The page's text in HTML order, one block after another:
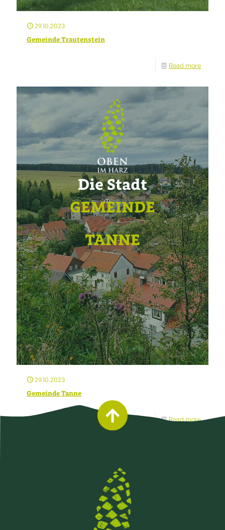
29.10.2023
Gemeinde Trautenstein
Read more
Die Stadt
GEMEINDE
TANNE
29.10.2023
Gemeinde Tanne
Read more